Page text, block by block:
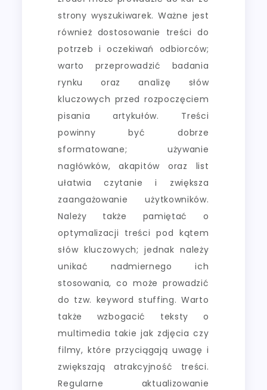
strony wyszukiwarek. Ważne jest
również dostosowanie treści do
potrzeb i oczekiwań odbiorców;
warto przeprowadzić badania
rynku oraz analizę słów
kluczowych przed rozpoczęciem
pisania artykułów. Treści
powinny być dobrze
sformatowane; używanie
nagłówków, akapitów oraz list
ułatwia czytanie i zwiększa
zaangażowanie użytkowników.
Należy także pamiętać o
optymalizacji treści pod kątem
słów kluczowych; jednak należy
unikać nadmiernego ich
stosowania, co może prowadzić
do tzw. keyword stuffing. Warto
także wzbogacić teksty o
multimedia takie jak zdjęcia czy
filmy, które przyciągają uwagę i
zwiększają atrakcyjność treści.
Regularne aktualizowanie